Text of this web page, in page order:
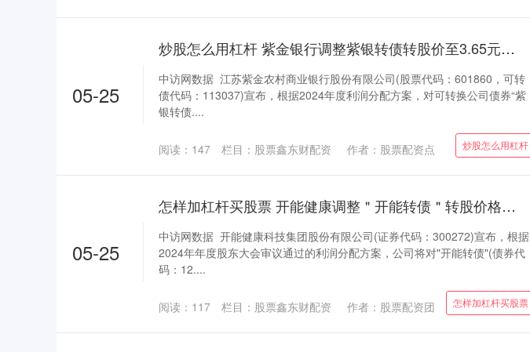
05-25
炒股怎么用杠杆 紫金银行调整紫银转债转股价至3.65元/股 6月6日生效
中访网数据 江苏紫金农村商业银行股份有限公司(股票代码：601860，可转
债代码：113037)宣布，根据2024年度利润分配方案，对可转换公司债券“紫
银转债....
炒股怎么用杠杆
作者：股票配资点
阅读： 147 栏目： 股票鑫东财配资
05-25
怎样加杠杆买股票 开能健康调整＂开能转债＂转股价格至5.36元/股 5月30日生效
中访网数据 开能健康科技集团股份有限公司(证券代码：300272)宣布，根据
2024年年度股东大会审议通过的利润分配方案，公司将对"开能转债"(债券代
码：12....
怎样加杠杆买股票
作者：股票配资团
阅读： 117 栏目： 股票鑫东财配资